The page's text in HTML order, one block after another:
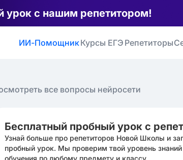
урок с нашим репетитором!
ИИ-ПомощникКурсы ЕГЭ Репетиторы
все вопросы нейросети
Бесплатный пробный урок с
Узнай больше про репетиторов Новой Школы и
пробный урок. Мы проверим твой уровень
обучения по любому предмету и классу